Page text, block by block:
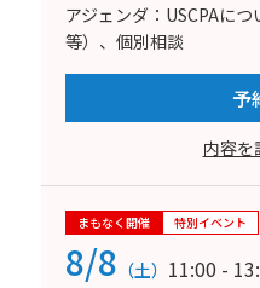
アジェンダ：USCPAに
等）、個別相談
予
内容を
まもなく開催 特別イベント
8/8 （土） 11:00 -